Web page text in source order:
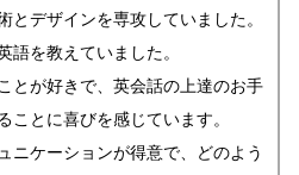
とデザインを専攻していました。
語を教えていました。
とが好きで、英会話の上達のお手
ことに喜びを感じています。
ニケーションが得意で、どのよう